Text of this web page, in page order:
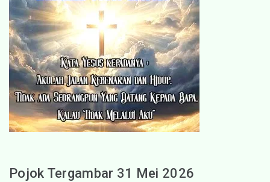
Pojok Tergambar 31 Mei 2026